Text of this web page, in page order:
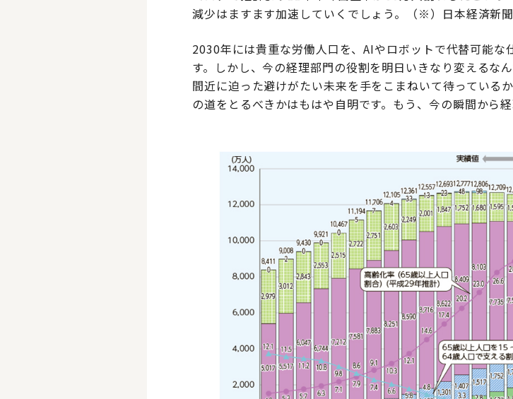
減少はますます加速していくでしょう。（※）日本経済新
2030年には貴重な労働人口を、AIやロボットで代替可能
す。しかし、今の経理部門の役割を明日いきなり変えるな
間近に迫った避けがたい未来を手をこまねいて待っている
の道をとるべきかはもはや自明です。もう、今の瞬間から